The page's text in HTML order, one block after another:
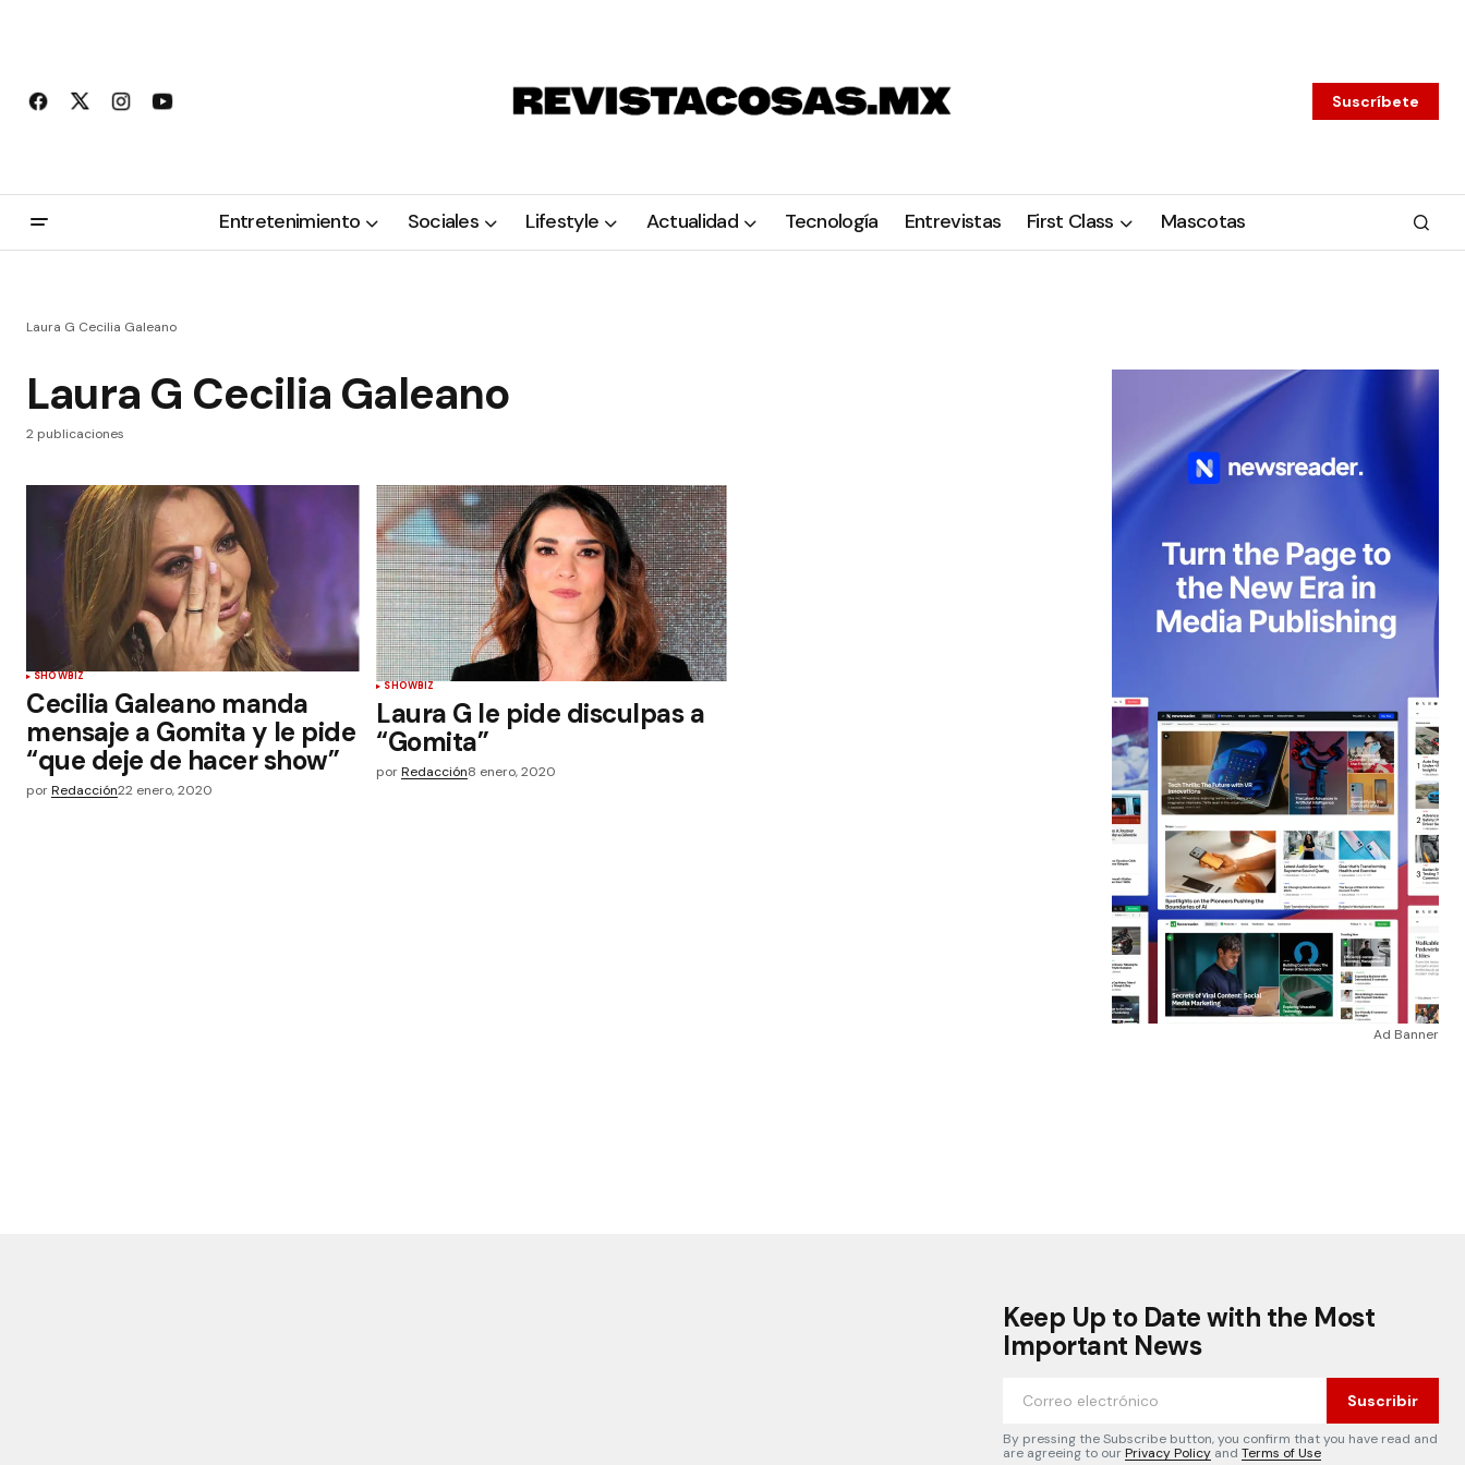
Suscríbete
Entretenimiento Sociales Lifestyle Actualidad Tecnología Entrevistas First Class Mascotas
Laura G Cecilia Galeano
Laura G Cecilia Galeano
2 publicaciones
SHOWBIZ
Cecilia Galeano manda
mensaje a Gomita y le pide
“que deje de hacer show”
porRedacción22 enero, 2020
SHOWBIZ
Laura G le pide disculpas a
“Gomita”
por Redacción8 enero, 2020
Ad Banner
Keep Up to Date with the Most
Important News
Suscribir
By pressing the Subscribe button, you confirm that you have read and
are agreeing to ourPrivacy Policy and Terms of Use